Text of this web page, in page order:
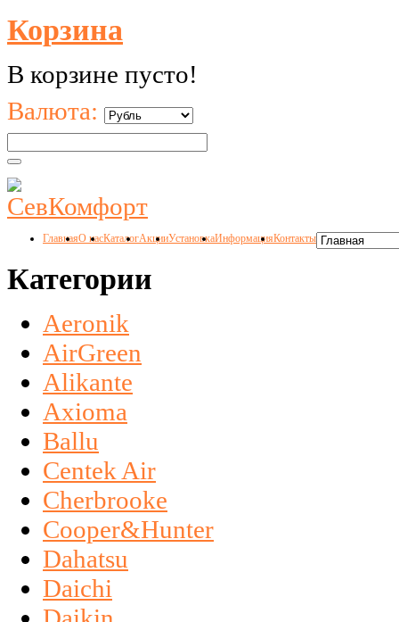
Корзина
В корзине пусто!
Валюта:
ГлавнаяО насКаталогАкцииУстановкаИнформацияКонтакты
Категории
Aeronik
AirGreen
Alikante
Axioma
Ballu
Centek Air
Cherbrooke
Cooper&Hunter
Dahatsu
Daichi